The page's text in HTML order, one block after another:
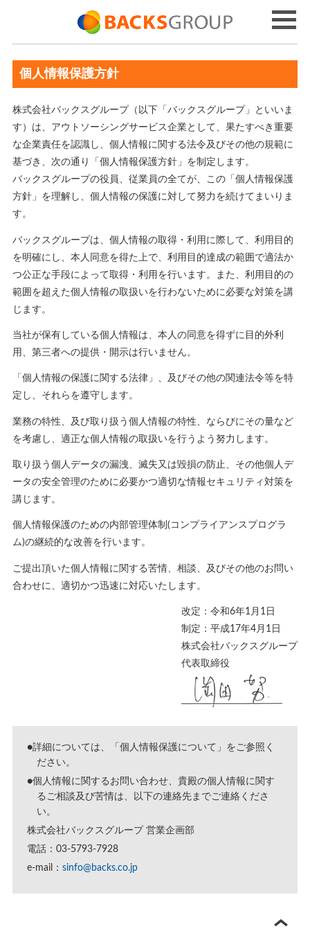
個人情報保護方針
株式会社バックスグループ（以下「バックスグループ」といいま
す）は、アウトソーシングサービス企業として、果たすべき重要
な企業責任を認識し、個人情報に関する法令及びその他の規範に
基づき、次の通り「個人情報保護方針」を制定します。
バックスグループの役員、従業員の全てが、この「個人情報保護
方針」を理解し、個人情報の保護に対して努力を続けてまいりま
す。
バックスグループは、個人情報の取得・利用に際して、利用目的
を明確にし、本人同意を得た上で、利用目的達成の範囲で適法か
つ公正な手段によって取得・利用を行います。また、利用目的の
範囲を超えた個人情報の取扱いを行わないために必要な対策を講
じます。
当社が保有している個人情報は、本人の同意を得ずに目的外利
用、第三者への提供・開示は行いません。
「個人情報の保護に関する法律」、及びその他の関連法令等を特
定し、それらを遵守します。
業務の特性、及び取り扱う個人情報の特性、ならびにその量など
を考慮し、適正な個人情報の取扱いを行うよう努力します。
取り扱う個人データの漏洩、滅失又は毀損の防止、その他個人デ
ータの安全管理のために必要かつ適切な情報セキュリティ対策を
講じます。
個人情報保護のための内部管理体制(コンプライアンスプログラ
ム)の継続的な改善を行います。
ご提出頂いた個人情報に関する苦情、相談、及びその他のお問い
合わせに、適切かつ迅速に対応いたします。
改定：令和6年1月1日
制定：平成17年4月1日
株式会社バックスグループ
代表取締役
●詳細については、「 個人情報保護について 」をご参照く
ださい。
●個人情報に関するお問い合わせ、貴殿の個人情報に関す
るご相談及び苦情は、以下の連絡先までご連絡くださ
い。
株式会社バックスグループ 営業企画部
電話：03-5793-7928
e-mail： sinfo@backs.co.jp